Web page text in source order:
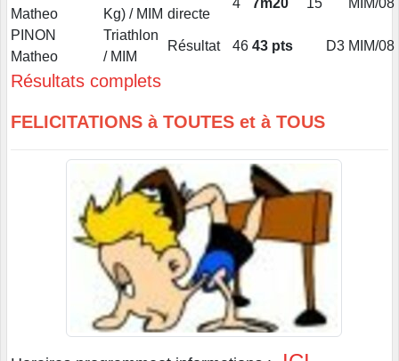
Matheo
Kg) / MIM directe
4 7m20 15 MIM/08
PINON
Matheo
Triathlon
/ MIM
Résultat 46 43 pts D3 MIM/08
Résultats complets
FELICITATIONS à TOUTES et à TOUS